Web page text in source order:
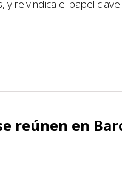
y reivindica el papel
reúnen en